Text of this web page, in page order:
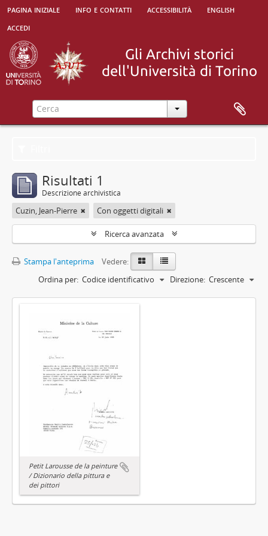
pagina iniziale info e contatti accessibilità
english
accedi
Risultati 1
Descrizione archivistica
Cuzin, Jean-Pierre Con oggetti digitali
Ricerca avanzata
Stampa l'anteprima
Vedere:
Ordina per: Codice identificativo Direzione: Crescente
Petit Larousse de la peinture
/ Dizionario della pittura e
dei pittori